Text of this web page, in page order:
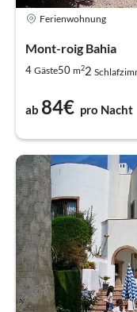
Ferienwohnung
Mont-roig Bahia
4 Gäste50 m22
ab 84€ pro Nacht